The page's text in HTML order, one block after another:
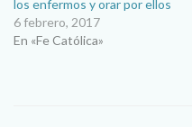
los enfermos y orar por ellos
6 febrero, 2017
En «Fe Católica»